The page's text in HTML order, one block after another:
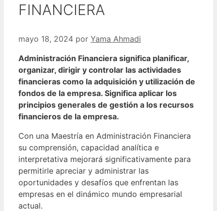
FINANCIERA
mayo 18, 2024 por Yama Ahmadi
Administración Financiera significa planificar,
organizar, dirigir y controlar las actividades
financieras como la adquisición y utilización de
fondos de la empresa. Significa aplicar los
principios generales de gestión a los recursos
financieros de la empresa.
Con una Maestría en Administración Financiera
su comprensión, capacidad analítica e
interpretativa mejorará significativamente para
permitirle apreciar y administrar las
oportunidades y desafíos que enfrentan las
empresas en el dinámico mundo empresarial
actual.